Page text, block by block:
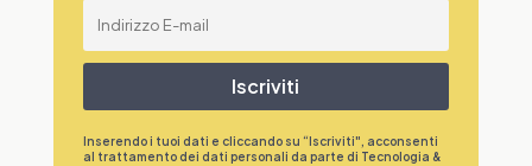
Iscriviti
Inserendo i tuoi dati e cliccando su “Iscriviti", acconsenti
al trattamento dei dati personali da parte di Tecnologia &